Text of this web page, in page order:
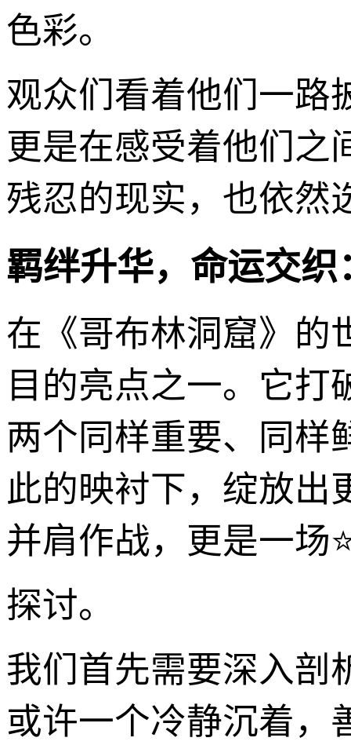
色彩。
观众们看着他们一路
更是在感受着他们之
残忍的现实，也依然
羁绊升华，命运交
在《哥布林洞窟》的
目的亮点之一。它
两个同样重要、同样
此的映衬下，绽放出
并肩作战，更是一场
探讨。
我们首先需要深入剖
或许一个冷静沉着，